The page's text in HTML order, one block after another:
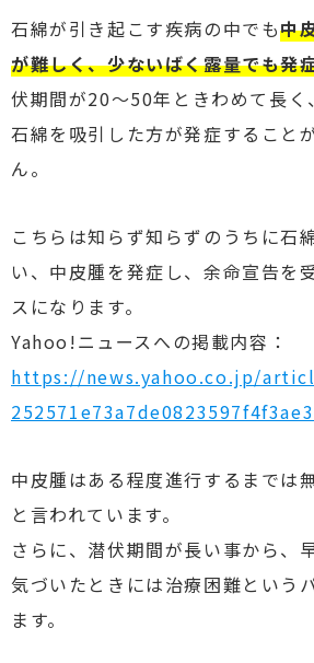
石綿が引き起こす疾病の中でも中
が難しく、少ないばく露量でも発
伏期間が20～50年ときわめて長く
石綿を吸引した方が発症すること
ん。
こちらは知らず知らずのうちに石
い、中皮腫を発症し、余命宣告を
スになります。
Yahoo!ニュースへの掲載内容：
https://news.yahoo.co.jp/
中皮腫はある程度進行するまでは
と言われています。
さらに、潜伏期間が長い事から、
気づいたときには治療困難という
ます。